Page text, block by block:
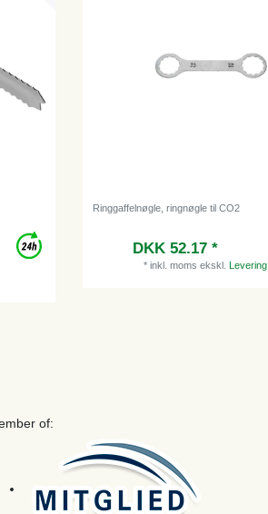
Ringgaffelnøgle, ringnøgle til CO2
DKK 52.17 *
* inkl. moms ekskl. Levering
of: